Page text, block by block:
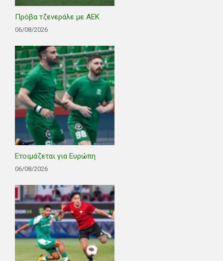
Πρόβα τζενεράλε με ΑΕΚ
06/08/2026
Ετοιμάζεται για Ευρώπη
06/08/2026